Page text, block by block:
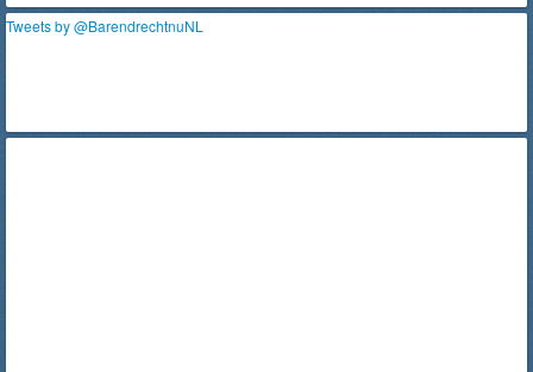
Tweets by @BarendrechtnuNL